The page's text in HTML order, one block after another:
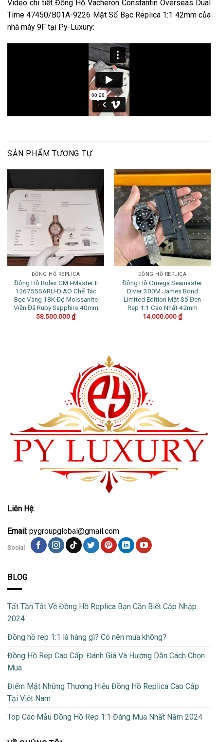
Video chi tiết Đồng Hồ Vacheron Constantin Overseas Dual
Time 47450/B01A-9226 Mặt Số Bạc Replica 1:1 42mm của
nhà máy 9F tại Py-Luxury:
SẢN PHẨM TƯƠNG TỰ
ĐỒNG HỒ REPLICA
Đồng Hồ Rolex GMT-Master II
126755SARU-DIAO Chế Tác
Bọc Vàng 18K Độ Moissanite
Viền Đá Ruby Sapphire 40mm
58.500.000₫
ĐỒNG HỒ REPLICA
Đồng Hồ Omega Seamaster
Diver 300M James Bond
Limited Edition Mặt Số Đen
Rep 1:1 Cao Nhất 42mm
14.000.000₫
Liên Hệ:
Email: pygroupglobal@gmail.com
Social
BLOG
Tất Tần Tật Về Đồng Hồ Replica Bạn Cần Biết Cập Nhập
2024
Đồng hồ rep 1:1 là hàng gì? Có nên mua không?
Đồng Hồ Rep Cao Cấp: Đánh Giá Và Hướng Dẫn Cách Chọn
Mua
Điểm Mặt Những Thương Hiệu Đồng Hồ Replica Cao Cấp
Tại Việt Nam
Top Các Mẫu Đồng Hồ Rep 1:1 Đáng Mua Nhất Năm 2024